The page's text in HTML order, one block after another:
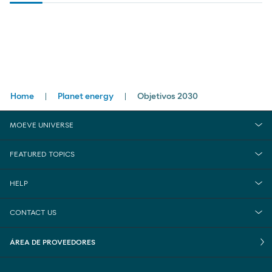
Breadcrumbs
Home Planet energy Objetivos 2030
MOEVE UNIVERSE
FEATURED TOPICS
HELP
CONTACT US
ÁREA DE PROVEEDORES